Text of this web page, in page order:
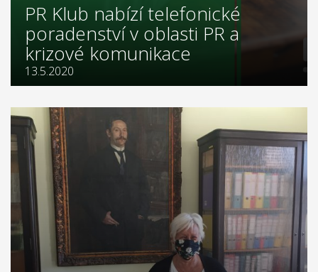
PR Klub nabízí telefonické
poradenství v oblasti PR a
krizové komunikace
13.5.2020